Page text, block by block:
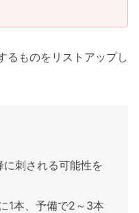
るものをリストアップし
刺される可能性を
1本、予備で2～3本